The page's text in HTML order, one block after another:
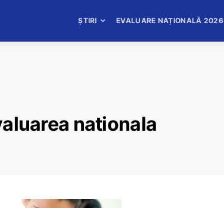
ȘTIRI EVALUARE NAȚIONALĂ 2026
nationala